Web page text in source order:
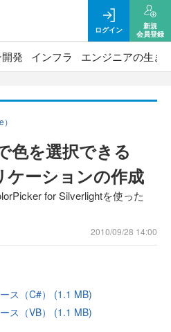
ログイン
新規
会員登録
発 インフラ エンジニアの生き
色を選択できる
ーションの作成
for Silverlightを使った
2010/09/28 14:00
ス（C#） (1.1 MB)
ス（VB） (1.1 MB)